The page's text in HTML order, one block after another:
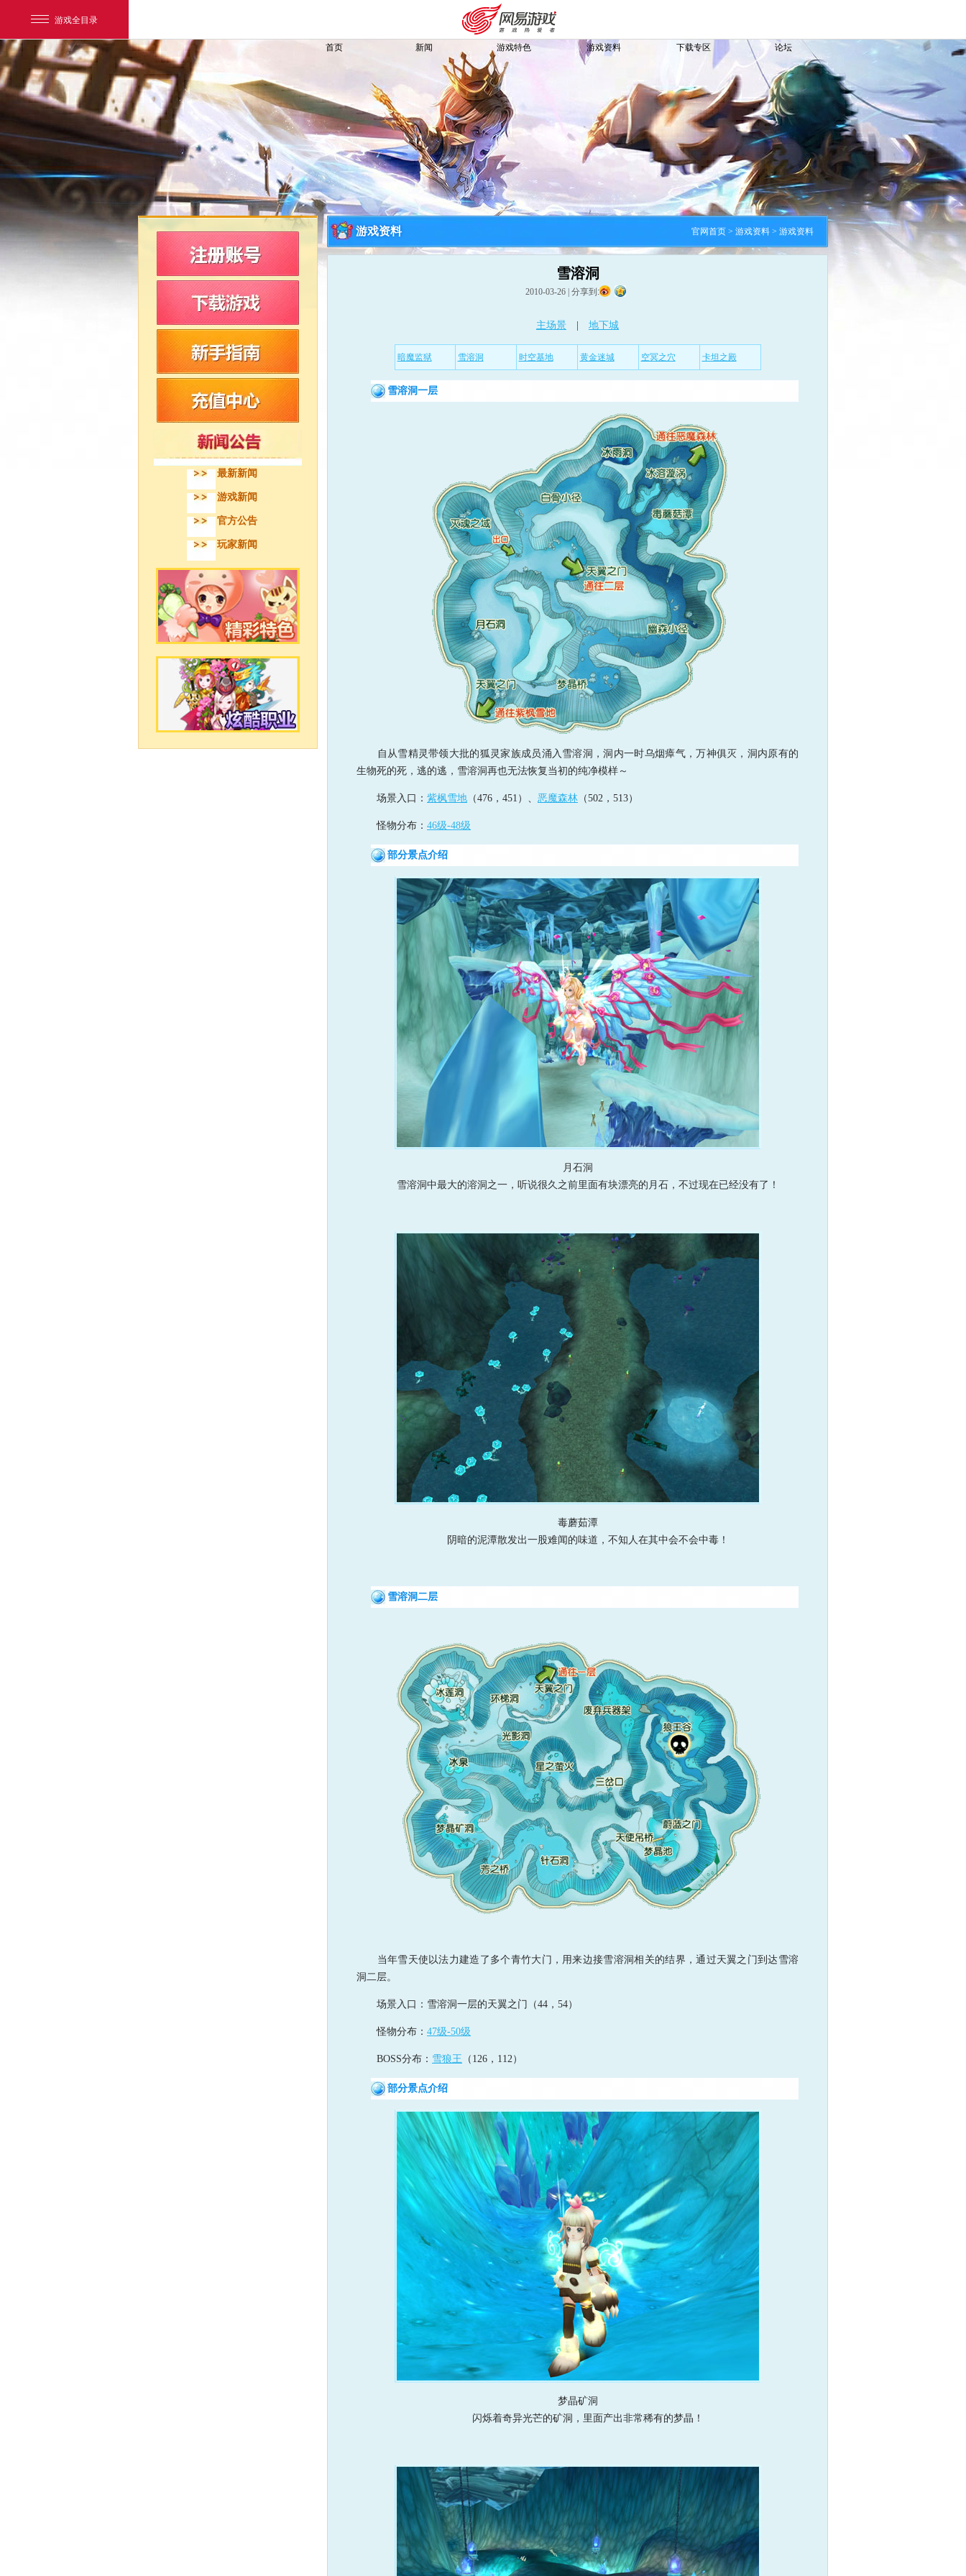
游戏全目录
网易游戏
游戏爱好者
我的足迹：
客服中心
首页 新闻 游戏特色 游戏资料 下载专区 论坛
最新新闻
游戏新闻
官方公告
玩家新闻
游戏资料 官网首页 > 游戏资料 > 游戏资料
雪溶洞
2010-03-26 分享到:
主场景 地下城
暗魔监狱 雪溶洞 时空基地 黄金迷城 空冥之穴 卡坦之殿
雪溶洞一层
自从雪精灵带领大批的狐灵家族成员涌入雪溶洞，洞内一时乌烟瘴气，万神俱灭，洞内原有的
生物死的死，逃的逃，雪溶洞再也无法恢复当初的纯净模样～
场景入口： 紫枫雪地 （476，451）、 恶魔森林 （502，513）
怪物分布： 46级-48级
部分景点介绍
月石洞
雪溶洞中最大的溶洞之一，听说很久之前里面有块漂亮的月石，不过现在已经没有了！
毒蘑茹潭
阴暗的泥潭散发出一股难闻的味道，不知人在其中会不会中毒！
雪溶洞二层
当年雪天使以法力建造了多个青竹大门，用来边接雪溶洞相关的结界，通过天翼之门到达雪溶
洞二层。
场景入口：雪溶洞一层的天翼之门（44，54）
怪物分布： 47级-50级
BOSS分布： 雪狼王 （126，112）
部分景点介绍
梦晶矿洞
闪烁着奇异光芒的矿洞，里面产出非常稀有的梦晶！